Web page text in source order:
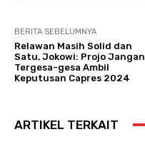
BERITA SEBELUMNYA
Relawan Masih Solid dan
Satu, Jokowi: Projo Jangan
Tergesa-gesa Ambil
Keputusan Capres 2024
ARTIKEL TERKAIT